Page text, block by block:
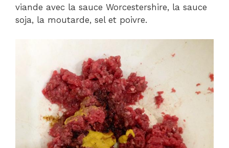
viande avec la sauce Worcestershire, la sauce
soja, la moutarde, sel et poivre.